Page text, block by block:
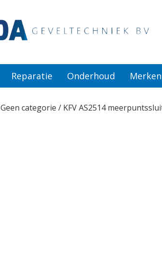
Reparatie Onderhoud Merken
Geen categorie / KFV AS2514